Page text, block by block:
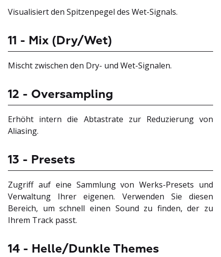
Visualisiert den Spitzenpegel des Wet-Signals.
11 - Mix (Dry/Wet)
Mischt zwischen den Dry- und Wet-Signalen.
12 - Oversampling
Erhöht intern die Abtastrate zur Reduzierung von
Aliasing.
13 - Presets
Zugriff auf eine Sammlung von Werks-Presets und
Verwaltung Ihrer eigenen. Verwenden Sie diesen
Bereich, um schnell einen Sound zu finden, der zu
Ihrem Track passt.
14 - Helle/Dunkle Themes